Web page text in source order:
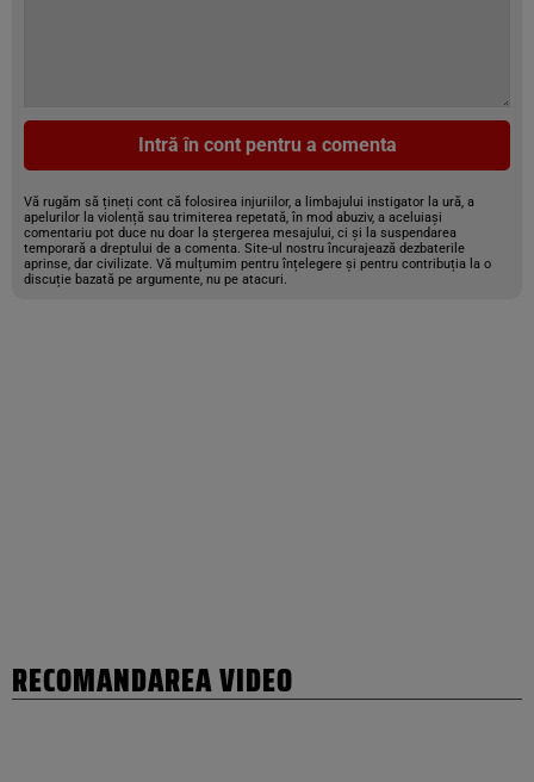
Intră în cont pentru a comenta
Vă rugăm să țineți cont că folosirea injuriilor, a limbajului instigator la ură, a
apelurilor la violență sau trimiterea repetată, în mod abuziv, a aceluiași
comentariu pot duce nu doar la ștergerea mesajului, ci și la suspendarea
temporară a dreptului de a comenta. Site-ul nostru încurajează dezbaterile
aprinse, dar civilizate. Vă mulțumim pentru înțelegere și pentru contribuția la o
discuție bazată pe argumente, nu pe atacuri.
RECOMANDAREA VIDEO